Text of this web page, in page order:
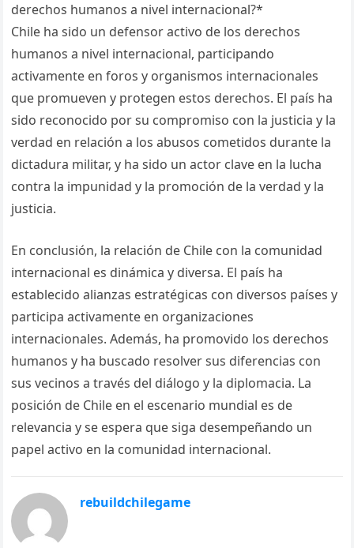
derechos humanos a nivel internacional?*
Chile ha sido un defensor activo de los derechos
humanos a nivel internacional, participando
activamente en foros y organismos internacionales
que promueven y protegen estos derechos. El país ha
sido reconocido por su compromiso con la justicia y la
verdad en relación a los abusos cometidos durante la
dictadura militar, y ha sido un actor clave en la lucha
contra la impunidad y la promoción de la verdad y la
justicia.
En conclusión, la relación de Chile con la comunidad
internacional es dinámica y diversa. El país ha
establecido alianzas estratégicas con diversos países y
participa activamente en organizaciones
internacionales. Además, ha promovido los derechos
humanos y ha buscado resolver sus diferencias con
sus vecinos a través del diálogo y la diplomacia. La
posición de Chile en el escenario mundial es de
relevancia y se espera que siga desempeñando un
papel activo en la comunidad internacional.
rebuildchilegame